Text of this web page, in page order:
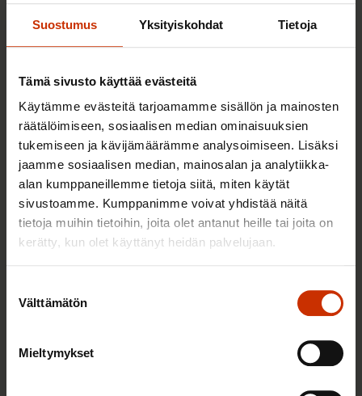
Suostumus Yksityiskohdat Tietoja
Tämä sivusto käyttää evästeitä
Käytämme evästeitä tarjoamamme sisällön ja mainosten
räätälöimiseen, sosiaalisen median ominaisuuksien
tukemiseen ja kävijämäärämme analysoimiseen. Lisäksi
jaamme sosiaalisen median, mainosalan ja analytiikka-
alan kumppaneillemme tietoja siitä, miten käytät
sivustoamme. Kumppanimme voivat yhdistää näitä
tietoja muihin tietoihin, joita olet antanut heille tai joita on
kerätty, kun olet käyttänyt heidän palvelujaan.
valinta
Välttämätön
Mieltymykset
Sinua saattaa myös kiinnostaa
TERVE JA HYVÄ TYÖELÄMÄ